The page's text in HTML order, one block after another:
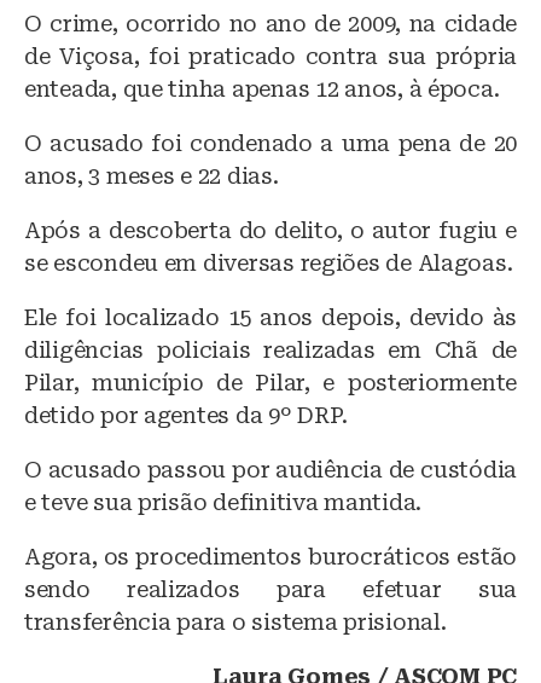
O crime, ocorrido no ano de 2009, na cidade
de Viçosa, foi praticado contra sua própria
enteada, que tinha apenas 12 anos, à época.
O acusado foi condenado a uma pena de 20
anos, 3 meses e 22 dias.
Após a descoberta do delito, o autor fugiu e
se escondeu em diversas regiões de Alagoas.
Ele foi localizado 15 anos depois, devido às
diligências policiais realizadas em Chã de
Pilar, município de Pilar, e posteriormente
detido por agentes da 9º DRP.
O acusado passou por audiência de custódia
e teve sua prisão definitiva mantida.
Agora, os procedimentos burocráticos estão
sendo realizados para efetuar sua
transferência para o sistema prisional.
Laura Gomes / ASCOM PC